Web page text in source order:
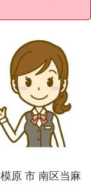
原 市 南区当麻